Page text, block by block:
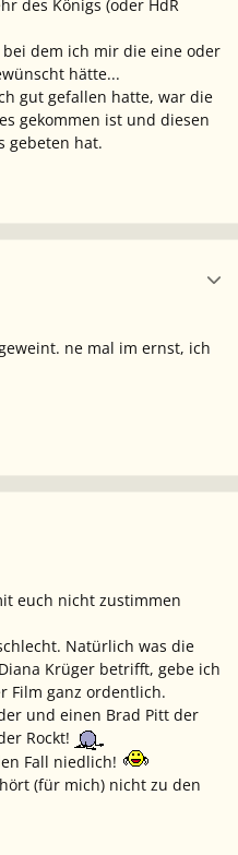
des Königs (oder HdR
bei dem ich mir die eine oder
hätte...
gut gefallen hatte, war die
gekommen ist und diesen
gebeten hat.
ne mal im ernst, ich
euch nicht zustimmen
Natürlich was die
Krüger betrifft, gebe ich
Film ganz ordentlich.
und einen Brad Pitt der
Rockt!
Fall niedlich!
(für mich) nicht zu den